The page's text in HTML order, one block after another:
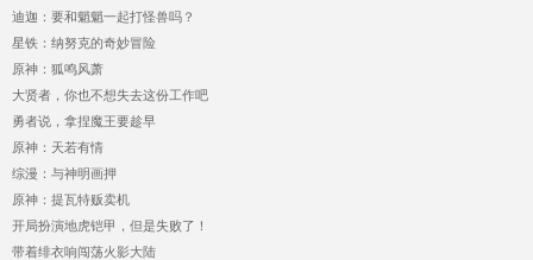
迪迦：要和魈魈一起打怪兽吗？
星铁：纳努克的奇妙冒险
原神：狐鸣风萧
大贤者，你也不想失去这份工作吧
勇者说，拿捏魔王要趁早
原神：天若有情
综漫：与神明画押
原神：提瓦特贩卖机
开局扮演地虎铠甲，但是失败了！
带着绯衣响闯荡火影大陆